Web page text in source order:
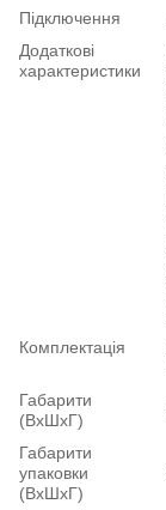
Підключення
Додаткові
характеристики
Комплектація
Габарити
(ВхШхГ)
Габарити
упаковки
(ВхШхГ)